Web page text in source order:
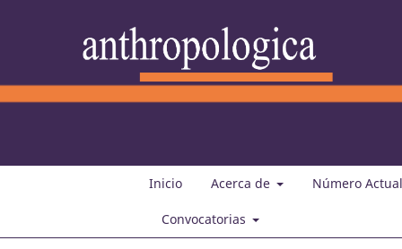
Inicio Acerca de Número Actual
Convocatorias